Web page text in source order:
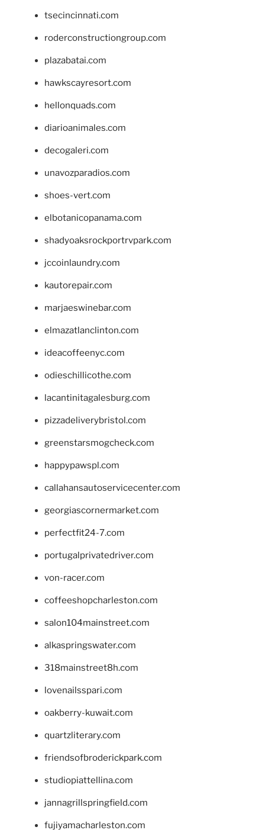
tsecincinnati.com
roderconstructiongroup.com
plazabatai.com
hawkscayresort.com
hellonquads.com
diarioanimales.com
decogaleri.com
unavozparadios.com
shoes-vert.com
elbotanicopanama.com
shadyoaksrockportrvpark.com
jccoinlaundry.com
kautorepair.com
marjaeswinebar.com
elmazatlanclinton.com
ideacoffeenyc.com
odieschillicothe.com
lacantinitagalesburg.com
pizzadeliverybristol.com
greenstarsmogcheck.com
happypawspl.com
callahansautoservicecenter.com
georgiascornermarket.com
perfectfit24-7.com
portugalprivatedriver.com
von-racer.com
coffeeshopcharleston.com
salon104mainstreet.com
alkaspringswater.com
318mainstreet8h.com
lovenailsspari.com
oakberry-kuwait.com
quartzliterary.com
friendsofbroderickpark.com
studiopiattellina.com
jannagrillspringfield.com
fujiyamacharleston.com